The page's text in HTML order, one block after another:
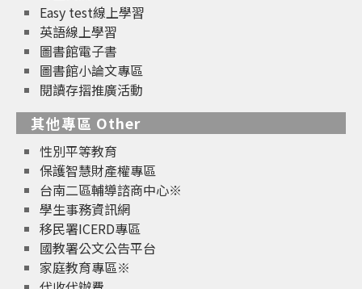
Easy test線上學習
英語線上學習
圖書館電子書
圖書館小論文專區
閱讀存摺推廣活動
其他專區 Other
性別平等教育
保護智慧財產權專區
台南二區輔導諮商中心※
學生事務資訊網
移民署ICERD專區
國教署公文公告平台
家庭教育專區※